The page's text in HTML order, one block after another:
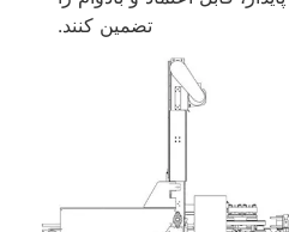
تضمین کنند.